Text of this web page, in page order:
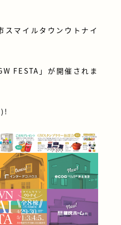
スマイルタウンウトナイ
FESTA」が開催されま